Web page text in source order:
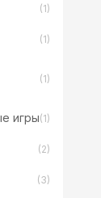
(1)
(1)
(1)
игры(1)
(2)
(3)